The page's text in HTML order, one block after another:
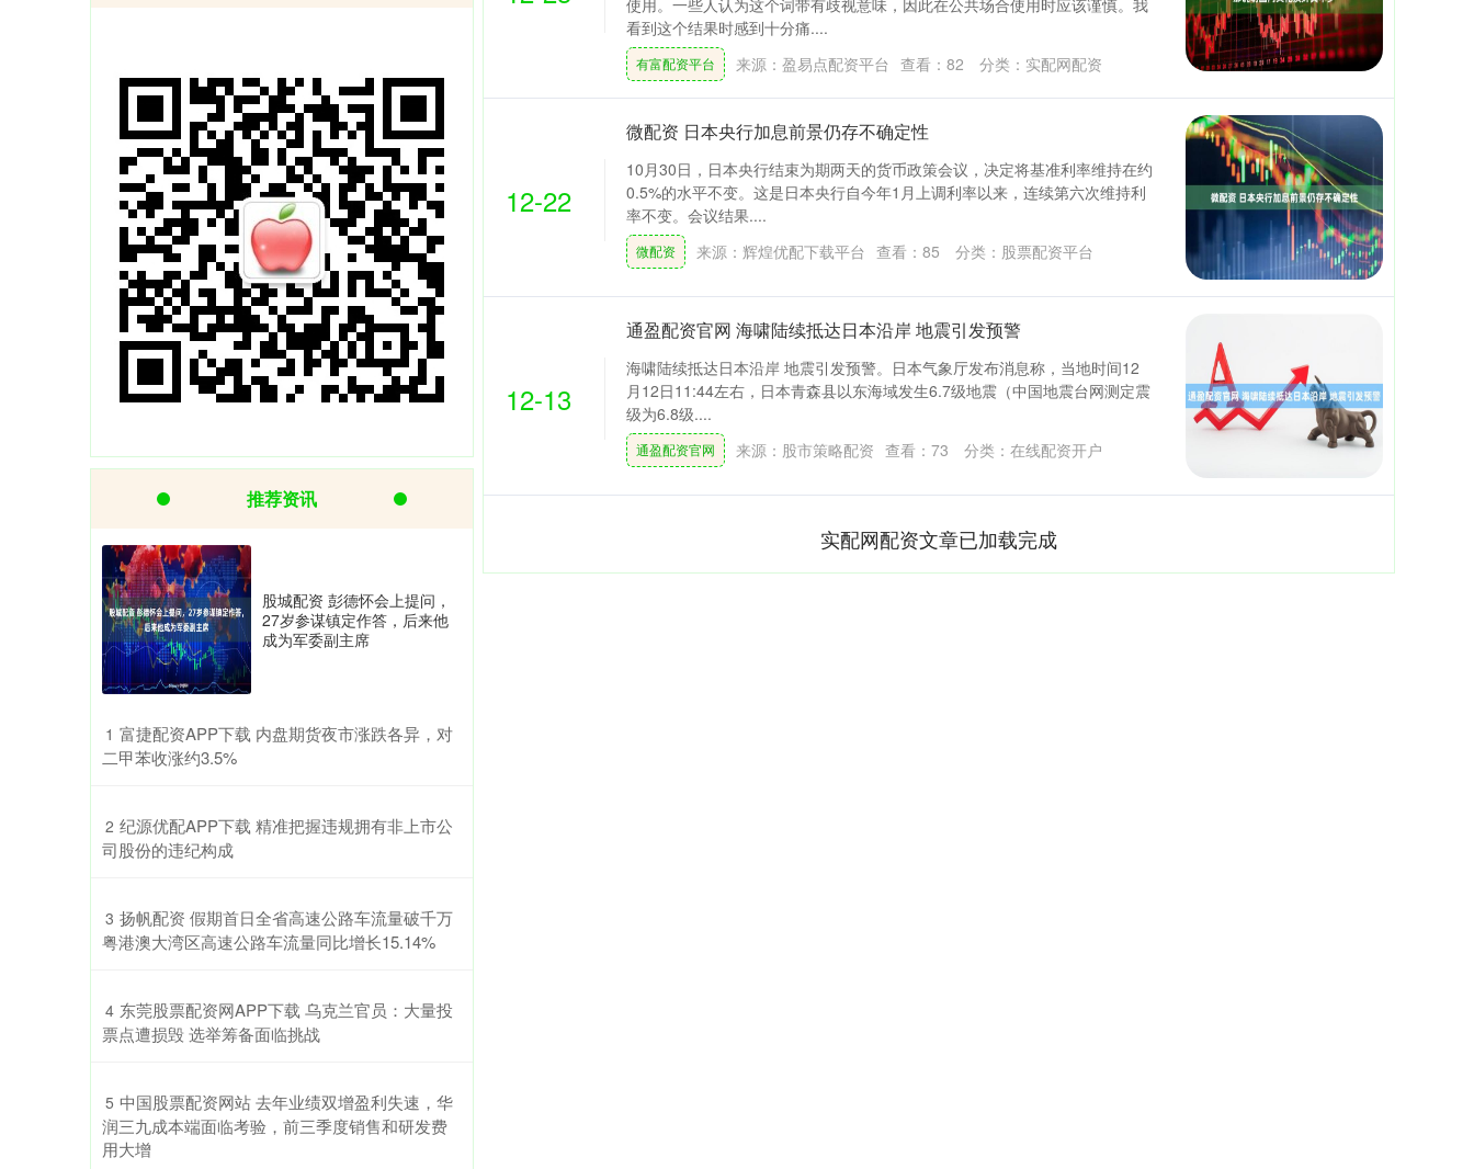
使用。一些人认为这个词带有歧视意味，因此在公共场合使用时应该谨慎。我
看到这个结果时感到十分痛....
有富配资平台 来源：盈易点配资平台 查看： 82 分类： 实配网配资
12-22
微配资 日本央行加息前景仍存不确定性
10月30日，日本央行结束为期两天的货币政策会议，决定将基准利率维持在约
0.5%的水平不变。这是日本央行自今年1月上调利率以来，连续第六次维持利
率不变。会议结果....
微配资 来源：辉煌优配下载平台 查看： 85 分类： 股票配资平台
12-13
通盈配资官网 海啸陆续抵达日本沿岸 地震引发预警
海啸陆续抵达日本沿岸 地震引发预警。日本气象厅发布消息称，当地时间12
月12日11:44左右，日本青森县以东海域发生6.7级地震（中国地震台网测定震
级为6.8级....
通盈配资官网 来源：股市策略配资 查看： 73 分类： 在线配资开户
实配网配资文章已加载完成
推荐资讯
股城配资 彭德怀会上提问，
27岁参谋镇定作答，后来他
成为军委副主席
1 ​富捷配资APP下载 内盘期货夜市涨跌各异，对
二甲苯收涨约3.5%
2 ​纪源优配APP下载 精准把握违规拥有非上市公
司股份的违纪构成
3 ​扬帆配资 假期首日全省高速公路车流量破千万
粤港澳大湾区高速公路车流量同比增长15.14%
4 ​东莞股票配资网APP下载 乌克兰官员：大量投
票点遭损毁 选举筹备面临挑战
5 ​中国股票配资网站 去年业绩双增盈利失速，华
润三九成本端面临考验，前三季度销售和研发费
用大增